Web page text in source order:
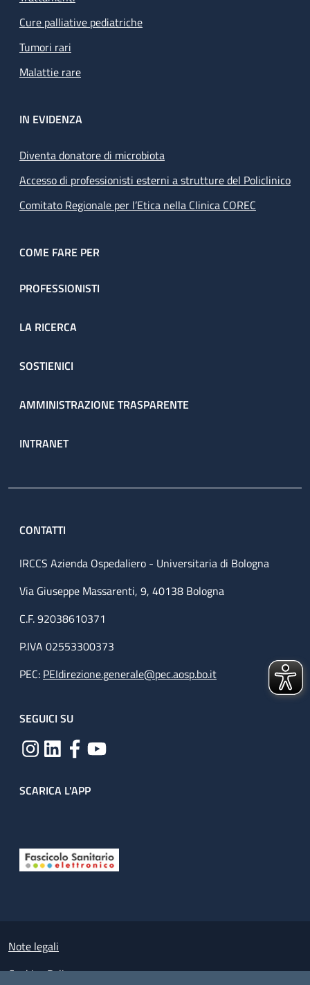
Cure palliative pediatriche
Tumori rari
Malattie rare
IN EVIDENZA
Diventa donatore di microbiota
Accesso di professionisti esterni a strutture del Policlinico
Comitato Regionale per l’Etica nella Clinica COREC
COME FARE PER
PROFESSIONISTI
LA RICERCA
SOSTIENICI
AMMINISTRAZIONE TRASPARENTE
INTRANET
CONTATTI
IRCCS Azienda Ospedaliero - Universitaria di Bologna
Via Giuseppe Massarenti, 9, 40138 Bologna
C.F. 92038610371
P.IVA 02553300373
PEC: PEIdirezione.generale@pec.aosp.bo.it
SEGUICI SU
SCARICA L'APP
Small prints
Note legali
Cookies Policy